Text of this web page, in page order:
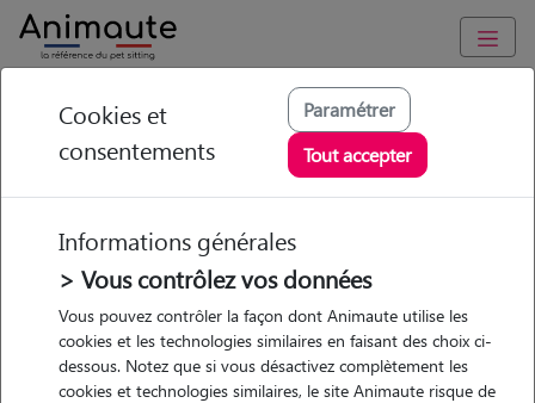
Animaute Normandie Seine-Maritime/Rouen
Jade - Petsitter à
ROUEN
5/5 (1 avis)
• 24 ans
Cookies et
consentements
Paramétrer
Tout accepter
Informations générales
> Vous contrôlez vos données
Vous pouvez contrôler la façon dont Animaute utilise les
cookies et les technologies similaires en faisant des choix ci-
dessous. Notez que si vous désactivez complètement les
cookies et technologies similaires, le site Animaute risque de